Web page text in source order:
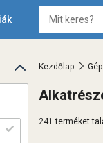
Kezdőlap >
241 terméket